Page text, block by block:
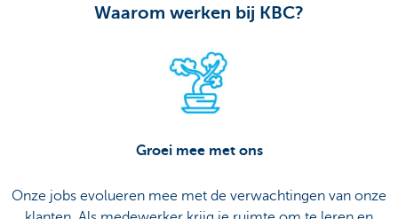
Waarom werken bij KBC?
Groei mee met ons
Onze jobs evolueren mee met de verwachtingen van onze